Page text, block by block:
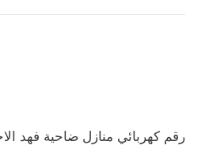
رقم كهربائي منازل ضاحية فهد